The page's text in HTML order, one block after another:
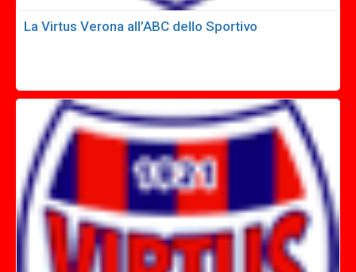
La Virtus Verona all’ABC dello Sportivo